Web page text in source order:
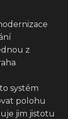
z
systém
polohu
jim jistotu